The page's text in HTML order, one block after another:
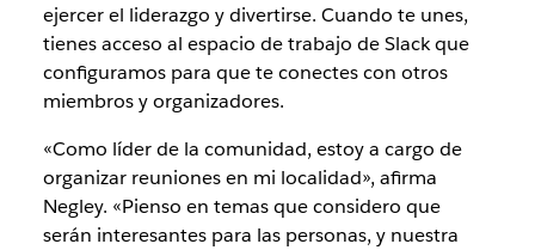
ejercer el liderazgo y divertirse. Cuando te unes,
tienes acceso al espacio de trabajo de Slack que
configuramos para que te conectes con otros
miembros y organizadores.
«Como líder de la comunidad, estoy a cargo de
organizar reuniones en mi localidad», afirma
Negley. «Pienso en temas que considero que
serán interesantes para las personas, y nuestra